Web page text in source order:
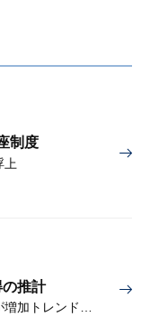
制度
上
推計
名目賃金増で各年代とも実質可処分所得が増加トレンド入りか